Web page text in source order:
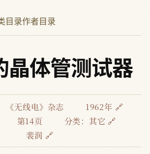
目录作者目录
晶体管测试器
《无线电》杂志
1962年 🔗
第14页 分类： 其它 🔗
裴润 🔗